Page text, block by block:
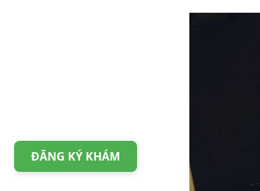
ĐĂNG KÝ KHÁM